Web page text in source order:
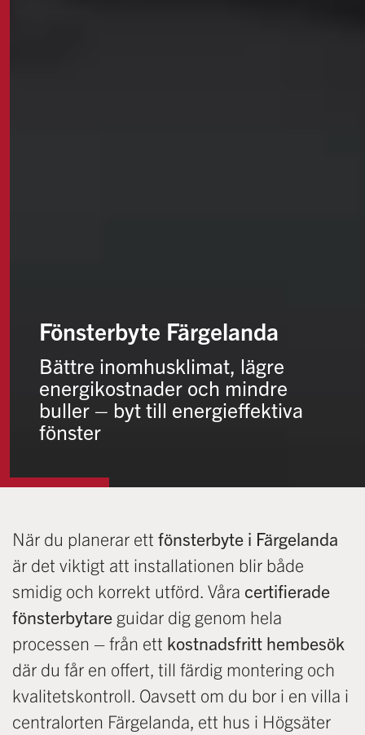
Fönsterbyte Färgelanda
Bättre inomhusklimat, lägre
energikostnader och mindre
buller – byt till energieffektiva
fönster
När du planerar ett fönsterbyte i Färgelanda
är det viktigt att installationen blir både
smidig och korrekt utförd. Våra certifierade
fönsterbytare guidar dig genom hela
processen – från ett kostnadsfritt hembesök
där du får en offert, till färdig montering och
kvalitetskontroll. Oavsett om du bor i en villa i
centralorten Färgelanda, ett hus i Högsäter